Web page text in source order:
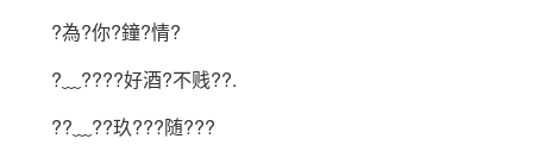
?為?你?鐘?情?
?﹏????好酒?不贱??.
??﹏??玖???随???